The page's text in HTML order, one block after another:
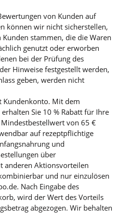
von Kunden auf
können wir nicht sicherstellen,
stammen, die die Waren
genutzt oder erworben
bei der Prüfung des
Hinweise festgestellt werden,
geben, werden nicht
Mit dem
Sie 10 % Rabatt für Ihre
von 65 €
auf rezeptpflichtige
und
über
anderen Aktionsvorteilen
und nur einzulösen
Nach Eingabe des
wird der Wert des Vorteils
abgezogen. Wir behalten